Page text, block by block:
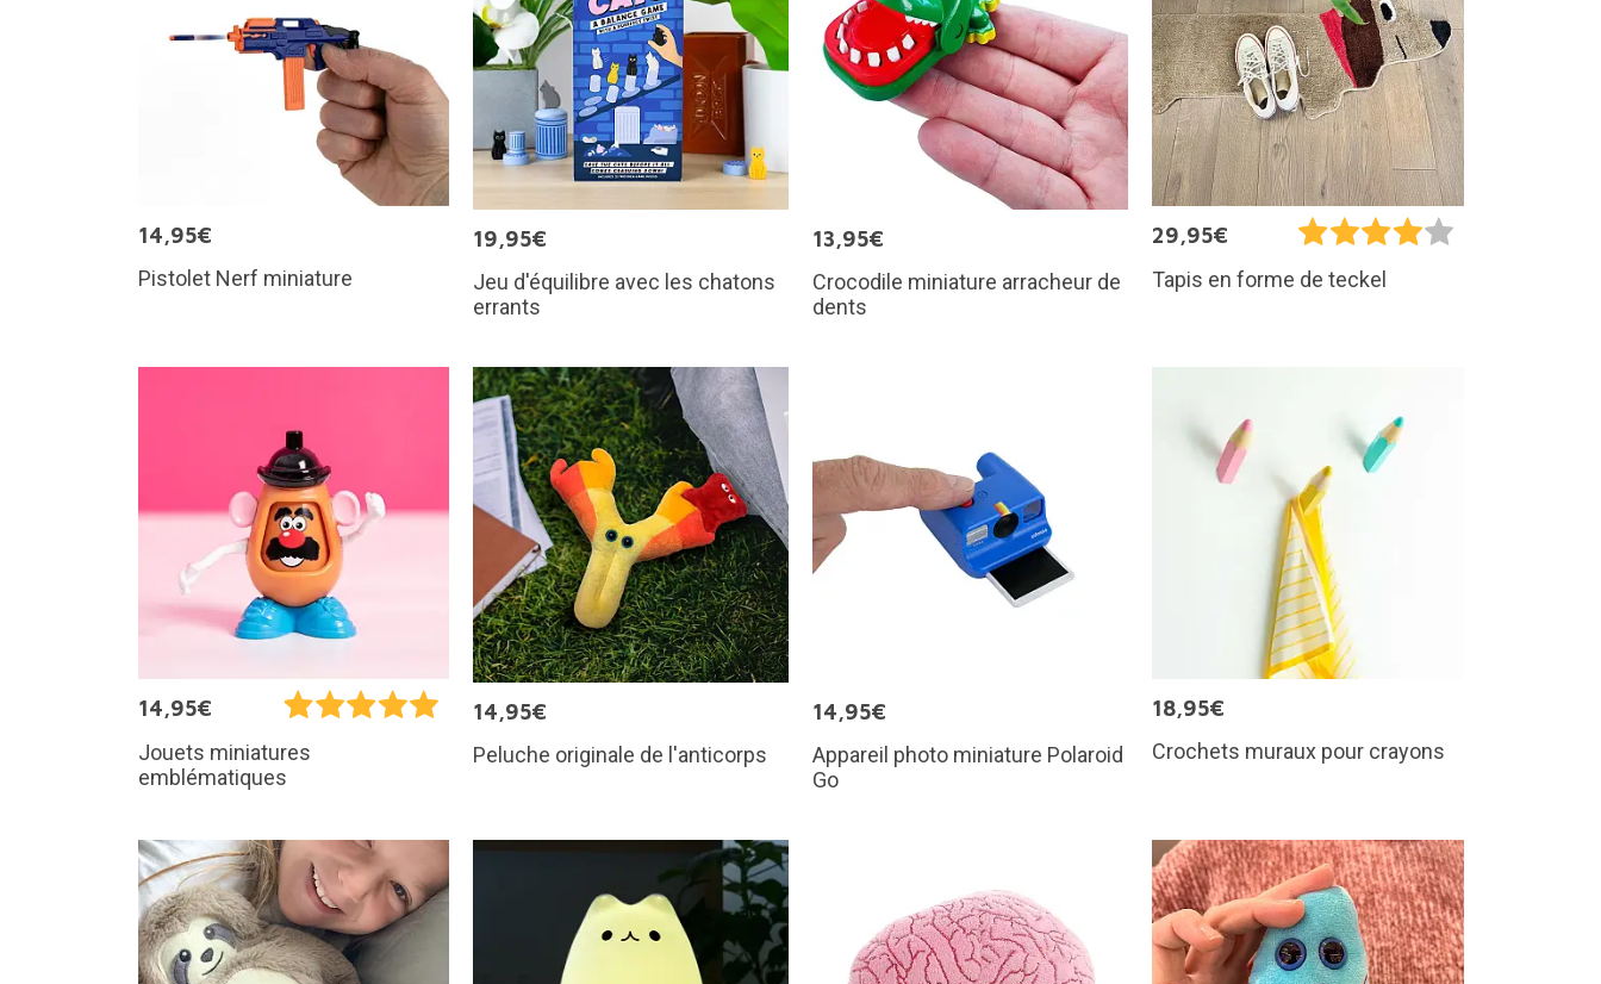
14,95€
Pistolet Nerf miniature
19,95€
Jeu d'équilibre avec les chatons
errants
13,95€
Crocodile miniature arracheur de
dents
29,95€
Tapis en forme de teckel
14,95€
Jouets miniatures
emblématiques
14,95€
Peluche originale de l'anticorps
14,95€
Appareil photo miniature Polaroid
Go
18,95€
Crochets muraux pour crayons